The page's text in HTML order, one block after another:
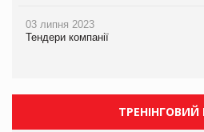
03 липня 2023
Тендери компанії
ТРЕНІНГОВИЙ